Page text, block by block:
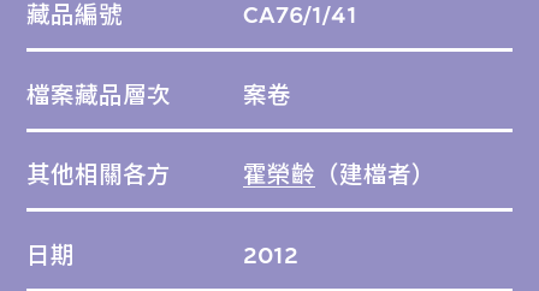
藏品編號 CA76/1/41
檔案藏品層次 案卷
其他相關各方 霍榮齡 （建檔者）
日期 2012